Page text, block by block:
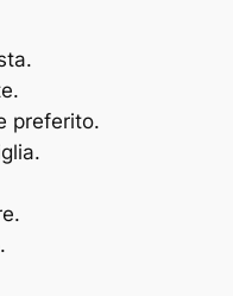
preferito.